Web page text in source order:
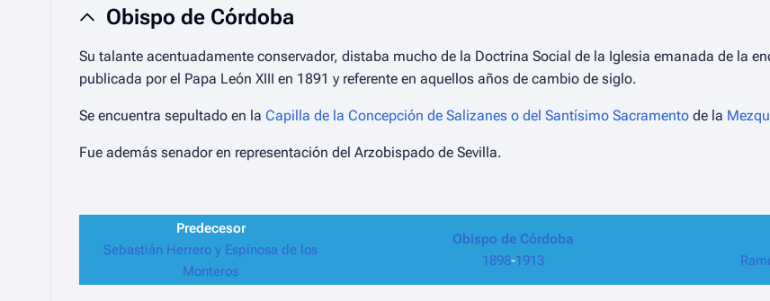
Obispo de Córdoba
Su talante acentuadamente conservador, distaba mucho de la Doctrina Social de la Iglesia emanada de la
publicada por el Papa León XIII en 1891 y referente en aquellos años de cambio de siglo.
Se encuentra sepultado en la Capilla de la Concepción de Salizanes o del Santísimo Sacramento de la
Fue además senador en representación del Arzobispado de Sevilla.
Predecesor
Sebastián Herrero y Espinosa de los
Monteros
Obispo de Córdoba
1898-1913